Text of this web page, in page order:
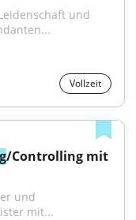
und
Vollzeit
/Controlling mit
und
mit...